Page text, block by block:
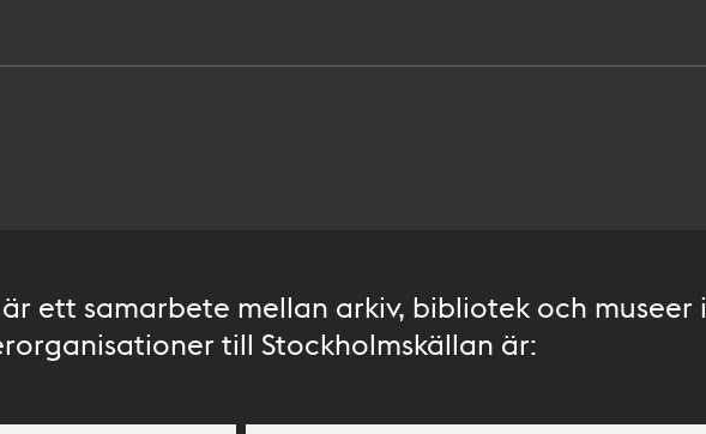
ett samarbete mellan arkiv, bibliotek och museer i
till Stockholmskällan är: